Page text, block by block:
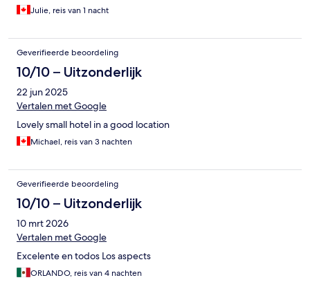
Julie, reis van 1 nacht
Geverifieerde beoordeling
10/10 – Uitzonderlijk
22 jun 2025
Vertalen met Google
Lovely small hotel in a good location
Michael, reis van 3 nachten
Geverifieerde beoordeling
10/10 – Uitzonderlijk
10 mrt 2026
Vertalen met Google
Excelente en todos Los aspects
ORLANDO, reis van 4 nachten